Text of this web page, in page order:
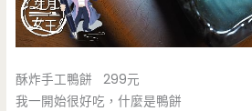
酥炸手工鴨餅 299元
我一開始很好吃，什麼是鴨餅